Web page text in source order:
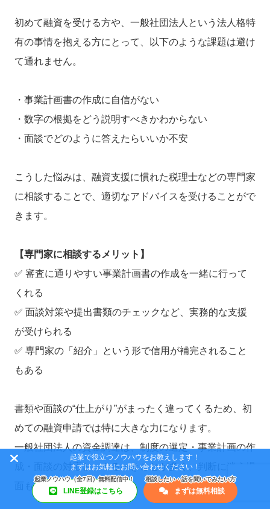
初めて融資を受ける方や、一般社団法人という法人格特
有の事情を抱える方にとって、以下のような課題は避け
て通れません。
・事業計画書の作成に自信がない
・数字の根拠をどう説明すべきかわからない
・面談でどのように答えたらいいか不安
こうした悩みは、融資支援に慣れた税理士などの専門家
に相談することで、適切なアドバイスを受けることがで
きます。
【専門家に相談するメリット】
✅ 審査に通りやすい事業計画書の作成を一緒に行って
くれる
✅ 面談対策や提出書類のチェックなど、実務的な支援
が受けられる
✅ 専門家の「紹介」という形で信用が補完されること
もある
書類や面談の“仕上がり”がまったく違ってくるため、初
めての融資申請では特に大きな力になります。
一般社団法人の資金調達は、制度の選定・事業計画の作
成・面談の対応と、やるべきことが多く、判断に迷う場
面も多くあります。
起業で役立つノウハウをお教えします！
まずはお気軽にお問い合わせください！
LINE登録はこちら まずは無料相談